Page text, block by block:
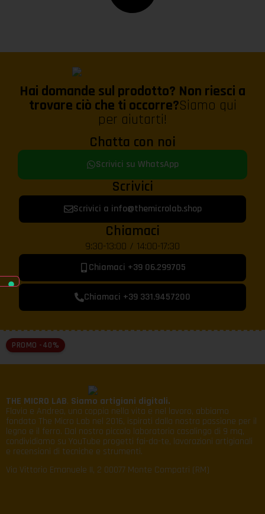
Hai domande sul prodotto? Non riesci a
trovare ciò che ti occorre?Siamo qui
per aiutarti!
Chatta con noi
Scrivici su WhatsApp
Scrivici
Scrivici a info@themicrolab.shop
Chiamaci
9:30-13:00 / 14:00-17:30
Chiamaci +39 06.299705
Chiamaci +39 331.9457200
PROMO -40%
THE MICRO LAB. Siamo artigiani digitali.
Flavia e Andrea, una coppia nella vita e nel lavoro, abbiamo
fondato The Micro Lab nel 2016, ispirati dalla nostra passione per il
legno e il ferro. Dal nostro piccolo laboratorio casalingo di 9 mq,
condividiamo su YouTube progetti fai-da-te, lavorazioni artigianali
e recensioni di tecniche e strumenti.
Via Vittorio Emanuele II, 2 00077 Monte Compatri (RM)